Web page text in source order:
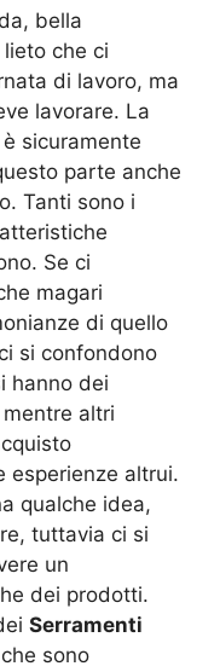
bella
che ci
di lavoro, ma
lavorare. La
sicuramente
parte anche
Tanti sono i
Se ci
magari
di quello
si confondono
hanno dei
altri
esperienze altrui.
qualche idea,
tuttavia ci si
un
dei prodotti.
Serramenti
che sono